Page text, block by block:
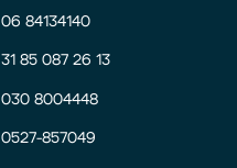
06 84134140
31 85 087 26 13
030 8004448
0527-857049